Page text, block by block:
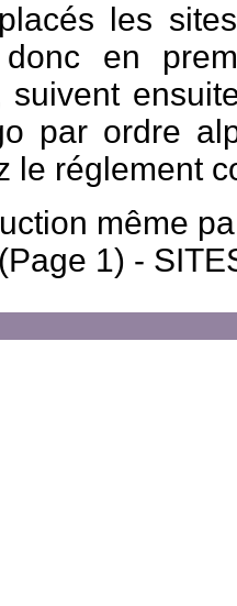
les
donc en
suivent
par ordre
le réglement
même
1) -